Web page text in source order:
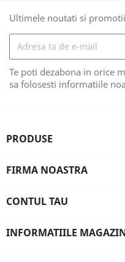
Ultimele noutati si
Te poti dezabona in orice
sa folosesti informatiile
PRODUSE
FIRMA NOASTRA
CONTUL TAU
INFORMATIILE